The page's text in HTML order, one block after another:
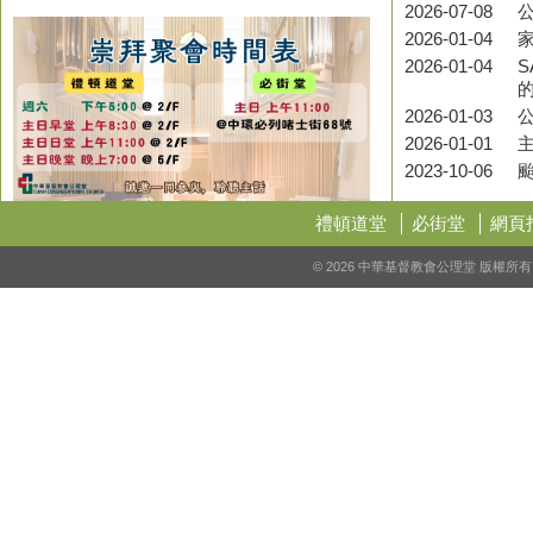
2026-07-08
2026-01-04
2026-01-04
2026-01-03
2026-01-01
2023-10-06
禮頓道堂 必街堂 網頁
© 2026 中華基督教會公理堂 版權所